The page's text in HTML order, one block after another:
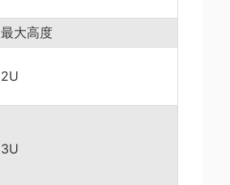
最大高度
2U
3U